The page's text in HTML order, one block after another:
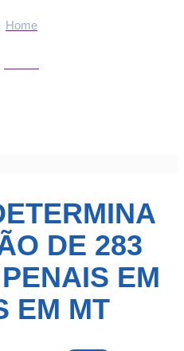
Home
DE 283
EM
EM MT